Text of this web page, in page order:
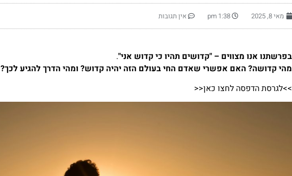
מאי 8, 2025 1:38 pm אין תגובות
בפרשתנו אנו מצווים – "קדושים תהיו כי קדוש אני".
מהי קדושה? האם אפשרי שאדם החי בעולם הזה יהיה קדוש? ומהי הדרך להגיע לכך?
>>לגרסת הדפסה לחצו כאן<<